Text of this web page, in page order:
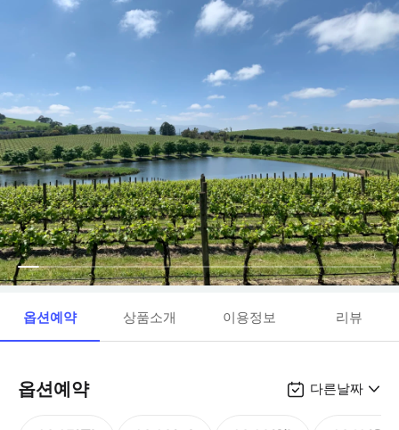
옵션예약 상품소개 이용정보 리뷰
옵션예약 다른날짜